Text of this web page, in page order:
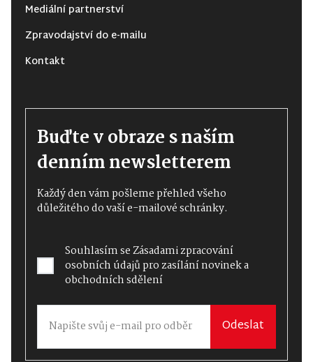
Mediální partnerství
Zpravodajství do e-mailu
Kontakt
Buďte v obraze s naším
denním newsletterem
Každý den vám pošleme přehled všeho
důležitého do vaší e-mailové schránky.
Souhlasím seZásadami zpracování
osobních údajůpro zasílání novinek a
obchodních sdělení
Odeslat